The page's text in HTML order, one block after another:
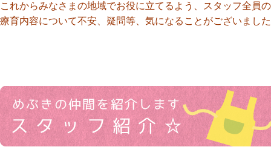
これからみなさまの地域でお役に立てるよう、スタッフ全員
療育内容について不安、疑問等、気になることがございまし